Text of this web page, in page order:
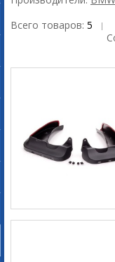
Всего товаров: 5 |